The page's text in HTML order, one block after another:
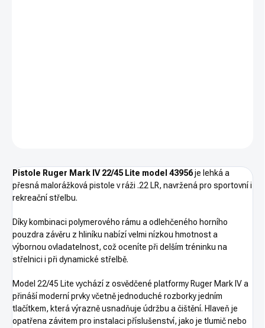
Pistole Ruger Mark IV 22/45 Lite model 43956je lehká a
přesná malorážková pistole v ráži .22 LR, navržená pro sportovní i
rekreační střelbu.
Díky kombinaci polymerového rámu a odlehčeného horního
pouzdra závěru z hliníku nabízí velmi nízkou hmotnost a
výbornou ovladatelnost, což oceníte při delším tréninku na
střelnici i při dynamické střelbě.
Model 22/45 Lite vychází z osvědčené platformy Ruger Mark IV a
přináší moderní prvky včetně jednoduché rozborky jedním
tlačítkem, která výrazně usnadňuje údržbu a čištění. Hlaveň je
opatřena závitem pro instalaci příslušenství, jako je tlumič nebo